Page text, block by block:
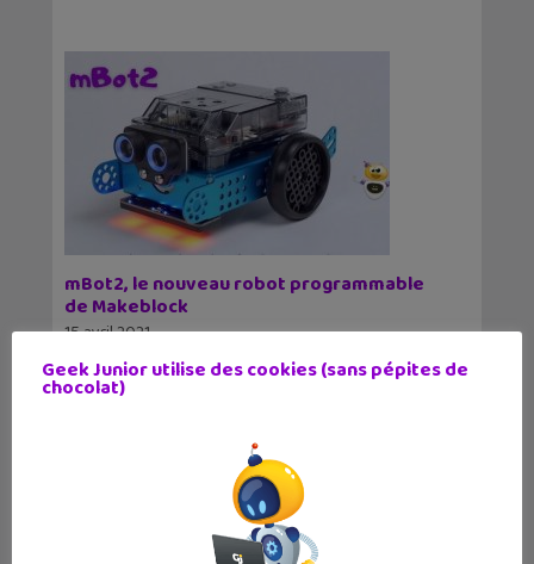
mBot2, le nouveau robot programmable
de Makeblock
15 avril 2021
Voici le mBot2, la nouvelle version du mBot, le
robot programmable le plus populaire dans les
collèges. Le mBot est apparu
100 101
Geek Junior utilise des cookies (sans pépites de
chocolat)